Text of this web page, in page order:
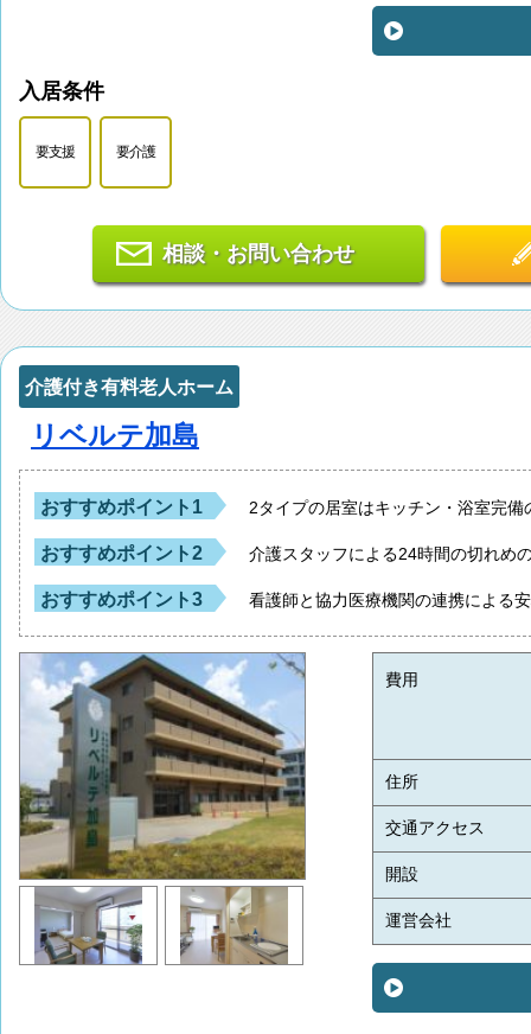
入居条件
要支援 要介護
相談・お問い合わせ
介護付き有料老人ホーム
リベルテ加島
おすすめポイント1 2タイプの居室はキッチン・浴室完
おすすめポイント2 介護スタッフによる24時間の切れめ
おすすめポイント3 看護師と協力医療機関の連携による
費用
住所
交通アクセス
開設
運営会社